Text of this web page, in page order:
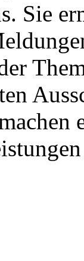
Sie